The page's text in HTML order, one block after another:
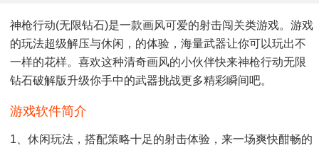
神枪行动(无限钻石)是一款画风可爱的射击闯关类游戏。游戏
的玩法超级解压与休闲，的体验，海量武器让你可以玩出不
一样的花样。喜欢这种清奇画风的小伙伴快来神枪行动无限
钻石破解版升级你手中的武器挑战更多精彩瞬间吧。
游戏软件简介
1、休闲玩法，搭配策略十足的射击体验，来一场爽快酣畅的